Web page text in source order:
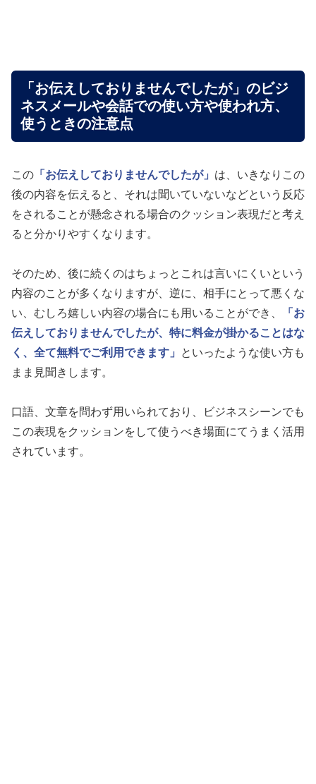
「お伝えしておりませんでしたが」のビジ
ネスメールや会話での使い方や使われ方、
使うときの注意点
この 「お伝えしておりませんでしたが」 は、いきなりこの
後の内容を伝えると、それは聞いていないなどという反応
をされることが懸念される場合のクッション表現だと考え
ると分かりやすくなります。
そのため、後に続くのはちょっとこれは言いにくいという
内容のことが多くなりますが、逆に、相手にとって悪くな
い、むしろ嬉しい内容の場合にも用いることができ、
「お
伝えしておりませんでしたが、特に料金が掛かることはな
く、全て無料でご利用できます」
といったような使い方も
まま見聞きします。
口語、文章を問わず用いられており、ビジネスシーンでも
この表現をクッションをして使うべき場面にてうまく活用
されています。